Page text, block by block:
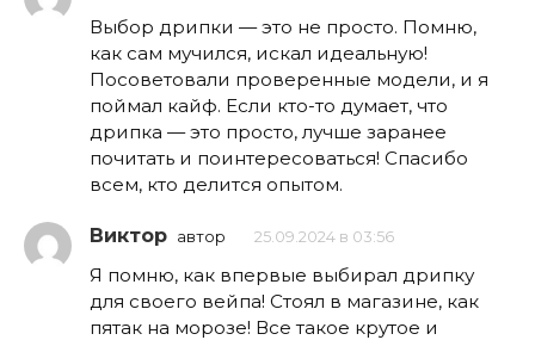
Выбор дрипки — это не просто. Помню,
как сам мучился, искал идеальную!
Посоветовали проверенные модели, и я
поймал кайф. Если кто-то думает, что
дрипка — это просто, лучше заранее
почитать и поинтересоваться! Спасибо
всем, кто делится опытом.
Виктор автор 25.09.2024 в 03:56
Я помню, как впервые выбирал дрипку
для своего вейпа! Стоял в магазине, как
пятак на морозе! Все такое крутое и